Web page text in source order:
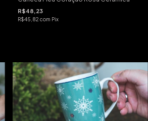
R$48,23
R$45,82 com Pix